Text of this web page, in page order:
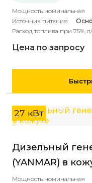
Мощность номинальная
Источник питания
Расход топлива при 75%,
Цена по запросу
27 кВт
Дизельный
(YANMAR) в
Мощность номинальная